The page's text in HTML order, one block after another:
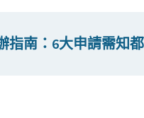
指南：6大申請需知都